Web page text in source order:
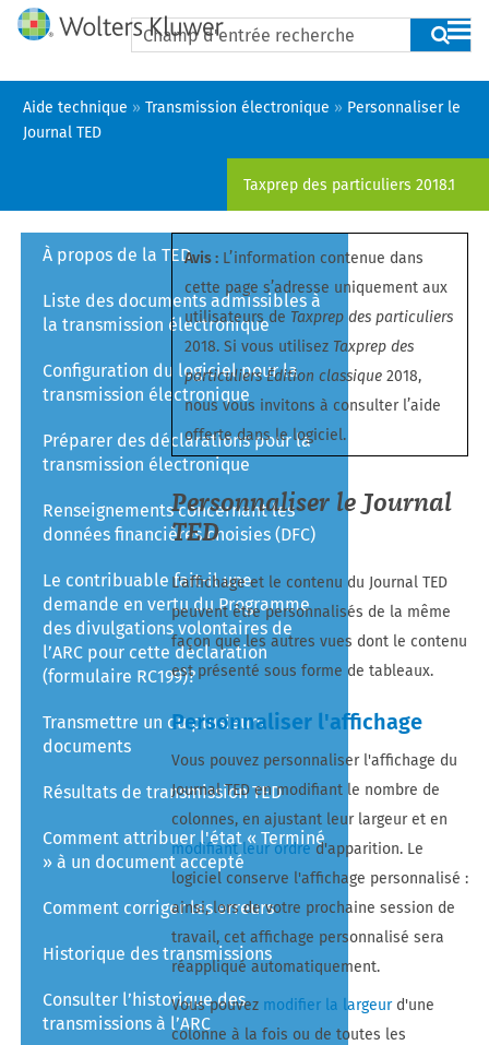
Aide technique » Transmission électronique » Personnaliser le
Journal TED
Taxprep des particuliers 2018.1
À propos de la TED
Liste des documents admissibles à
la transmission électronique
Configuration du logiciel pour la
transmission électronique
Préparer des déclarations pour la
transmission électronique
Renseignements concernant les
données financières choisies (DFC)
Le contribuable fait-il une
demande en vertu du Programme
des divulgations volontaires de
l’ARC pour cette déclaration
(formulaire RC199)?
Transmettre un ou plusieurs
documents
Résultats de transmission TED
Comment attribuer l'état « Terminé
» à un document accepté
Comment corriger les erreurs
Historique des transmissions
Consulter l’historique des
transmissions à l’ARC
Avis : L’information contenue dans
cette page s’adresse uniquement aux
utilisateurs de Taxprep des particuliers
2018. Si vous utilisez Taxprep des
particuliers Édition classique 2018,
nous vous invitons à consulter l’aide
offerte dans le logiciel.
Personnaliser le Journal
TED
L'affichage et le contenu du Journal TED
peuvent être personnalisés de la même
façon que les autres vues dont le contenu
est présenté sous forme de tableaux.
Personnaliser l'affichage
Vous pouvez personnaliser l'affichage du
Journal TED en modifiant le nombre de
colonnes, en ajustant leur largeur et en
modifiant leur ordred'apparition. Le
logiciel conserve l'affichage personnalisé :
ainsi, lors de votre prochaine session de
travail, cet affichage personnalisé sera
réappliqué automatiquement.
Vous pouvez modifier la largeurd'une
colonne à la fois ou de toutes les